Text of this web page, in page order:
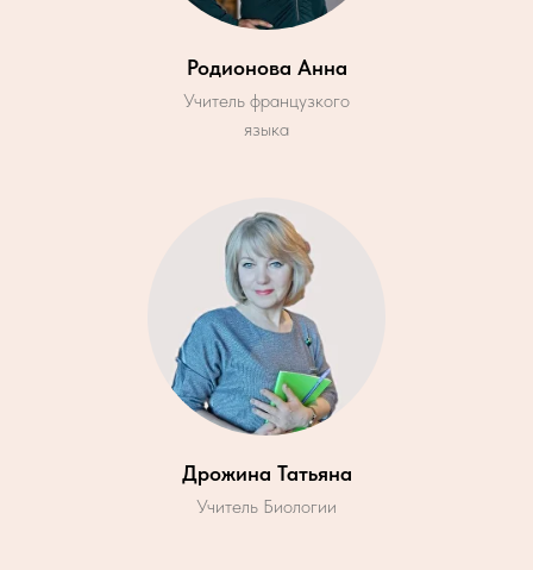
Родионова Анна
Учитель французкого
языка
Дрожина Татьяна
Учитель Биологии